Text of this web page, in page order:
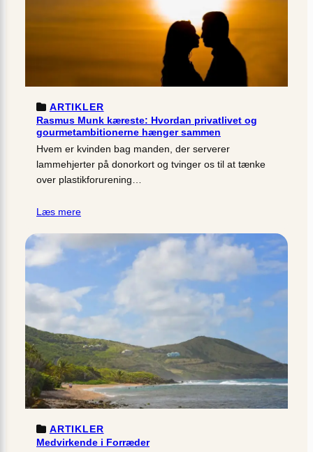
ARTIKLER
Rasmus Munk kæreste: Hvordan privatlivet og
gourmetambitionerne hænger sammen
Hvem er kvinden bag manden, der serverer
lammehjerter på donorkort og tvinger os til at tænke
over plastikforurening…
Læs mere
ARTIKLER
Medvirkende i Forræder